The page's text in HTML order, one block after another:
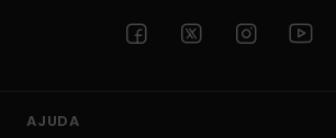
AJUDA